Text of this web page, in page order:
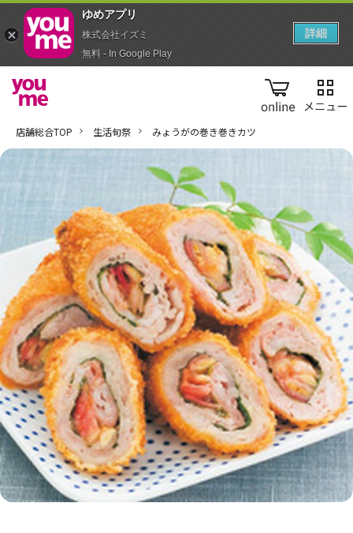
online
店舗総合TOP 生活旬祭 みょうがの巻き巻きカツ
ゆめアプ‪リ‬
株式会社イズミ
無料 - In Google Play
詳細